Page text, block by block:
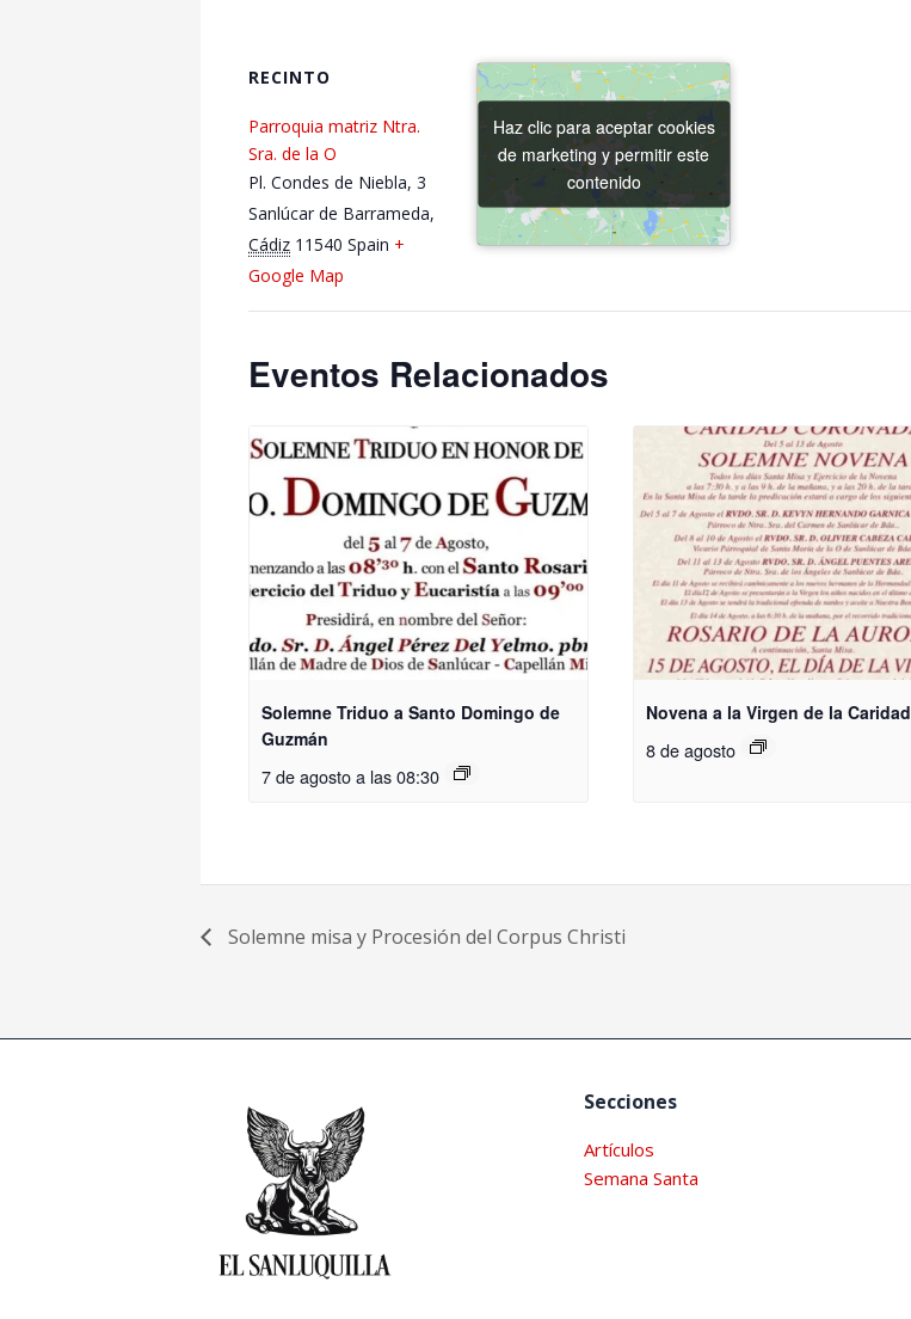
RECINTO
Parroquia matriz Ntra.
Sra. de la O
Pl. Condes de Niebla, 3
Sanlúcar de Barrameda,
Cádiz 11540 Spain +
Google Map
Haz clic para aceptar cookies
de marketing y permitir este
contenido
Haz clic para aceptar cookies
de marketing y permitir este
contenido
Eventos Relacionados
Solemne Triduo a Santo Domingo de
Guzmán
7 de agosto a las 08:30
Novena a la Virgen de la Caridad
8 de agosto
Solemne misa y Procesión del Corpus Christi
Secciones
Artículos
Semana Santa